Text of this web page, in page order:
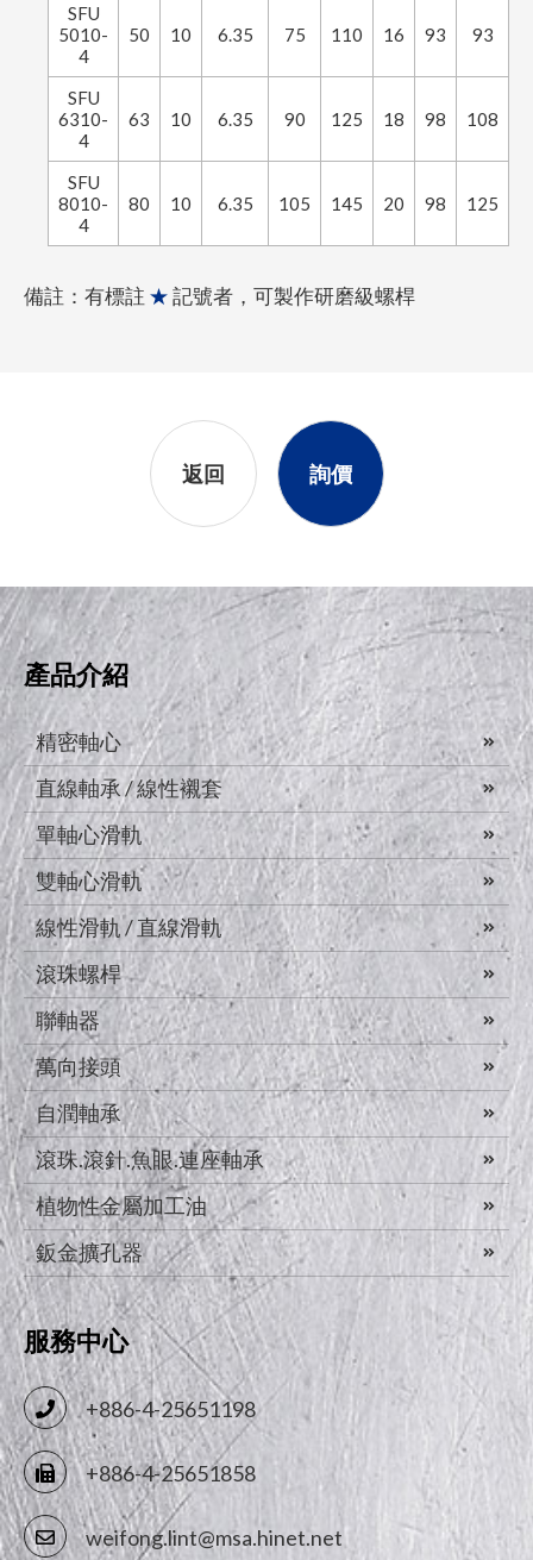
SFU
5010-
4
50 10 6.35 75 110 16 93 93
SFU
6310-
4
63 10 6.35 90 125 18 98 108
SFU
8010-
4
80 10 6.35 105 145 20 98 125
備註：有標註 ★記號者，可製作研磨級螺桿
返回 詢價
產品介紹
精密軸心
直線軸承 / 線性襯套
單軸心滑軌
雙軸心滑軌
線性滑軌 / 直線滑軌
滾珠螺桿
聯軸器
萬向接頭
自潤軸承
滾珠.滾針.魚眼.連座軸承
植物性金屬加工油
鈑金擴孔器
服務中心
+886-4-25651198
+886-4-25651858
weifong.lint@msa.hinet.net